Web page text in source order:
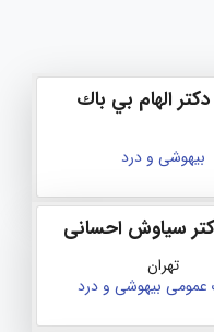
الهام بي باك
بیهوشی و درد
سیاوش احسانی
تهران
بیهوشی و درد